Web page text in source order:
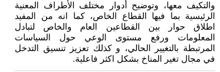
والتكيف معها، وتوضيح أدوار مختلف الأطراف المعنية
الرئيسية بما فيها القطاع الخاص، كما انه من المفيد
اطلاق حوار بين القطاعين العام والخاص لتبادل
المعلومات ورفع مستوى الوعي حول السياسات
المرتبطة بالتغيير الحالي، و كذلك تعزيز تنسيق التدخل
في مجال تغير المناخ بشكل اكثر فاعلية.